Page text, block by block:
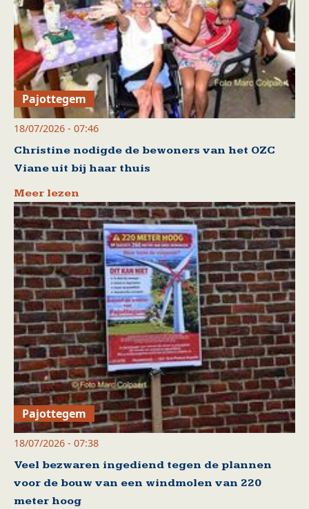
Pajottegem
18/07/2026 - 07:46
Christine nodigde de bewoners van het OZC
Viane uit bij haar thuis
Meer lezen
Pajottegem
18/07/2026 - 07:38
Veel bezwaren ingediend tegen de plannen
voor de bouw van een windmolen van 220
meter hoog